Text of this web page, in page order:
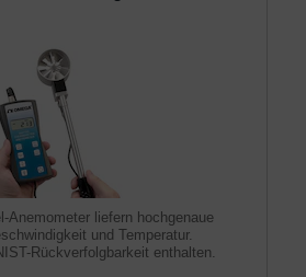
Anemometer liefern hochgenaue
und Temperatur.
Rückverfolgbarkeit enthalten.